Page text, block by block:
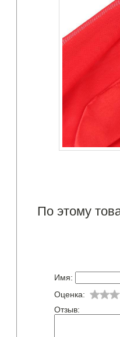
По этому
Имя:
Оценка:
Отзыв: